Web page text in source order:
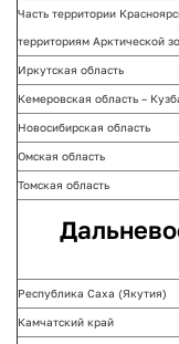
Часть территории
территориям Арктической
Иркутская область
Кемеровская область –
Новосибирская область
Омская область
Томская область
Республика Саха (Якутия)
Камчатский край